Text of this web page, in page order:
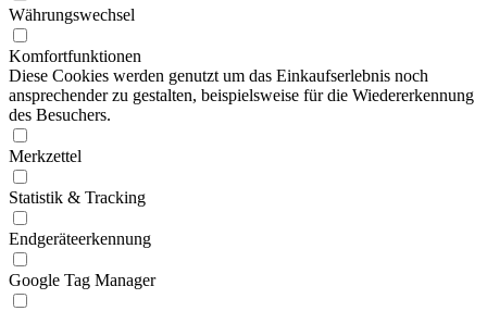
Währungswechsel
Komfortfunktionen
Diese Cookies werden genutzt um das Einkaufserlebnis noch
ansprechender zu gestalten, beispielsweise für die Wiedererkennung
des Besuchers.
Merkzettel
Statistik & Tracking
Endgeräteerkennung
Google Tag Manager